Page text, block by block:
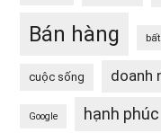
Bán hàng
cuộc sống doanh
Google hạnh phúc